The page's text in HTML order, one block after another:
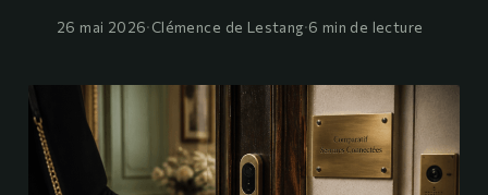
26 mai 2026·Clémence de Lestang·6 min de lecture